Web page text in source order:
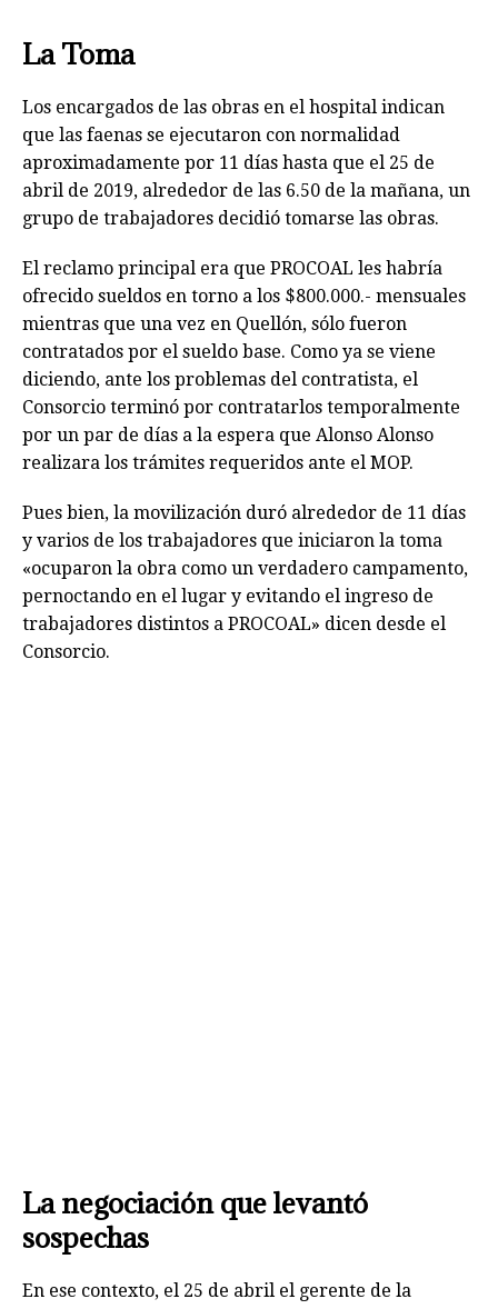
La Toma
Los encargados de las obras en el hospital indican
que las faenas se ejecutaron con normalidad
aproximadamente por 11 días hasta que el 25 de
abril de 2019, alrededor de las 6.50 de la mañana, un
grupo de trabajadores decidió tomarse las obras.
El reclamo principal era que PROCOAL les habría
ofrecido sueldos en torno a los $800.000.- mensuales
mientras que una vez en Quellón, sólo fueron
contratados por el sueldo base. Como ya se viene
diciendo, ante los problemas del contratista, el
Consorcio terminó por contratarlos temporalmente
por un par de días a la espera que Alonso Alonso
realizara los trámites requeridos ante el MOP.
Pues bien, la movilización duró alrededor de 11 días
y varios de los trabajadores que iniciaron la toma
«ocuparon la obra como un verdadero campamento,
pernoctando en el lugar y evitando el ingreso de
trabajadores distintos a PROCOAL» dicen desde el
Consorcio.
La negociación que levantó
sospechas
En ese contexto, el 25 de abril el gerente de la